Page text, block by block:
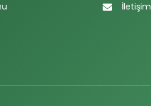
İletişim